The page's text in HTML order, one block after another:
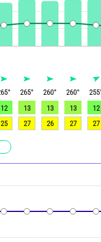
° 265° 260° 260° 255
12 13 13 13 12
25 27 26 27 27